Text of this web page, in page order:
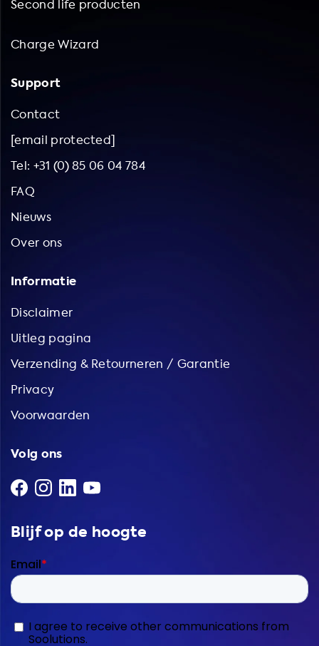
Second life producten
Charge Wizard
Support
Contact
[email protected]
Tel: +31 (0) 85 06 04 784
FAQ
Nieuws
Over ons
Informatie
Disclaimer
Uitleg pagina
Verzending & Retourneren / Garantie
Privacy
Voorwaarden
Volg ons
Blijf op de hoogte